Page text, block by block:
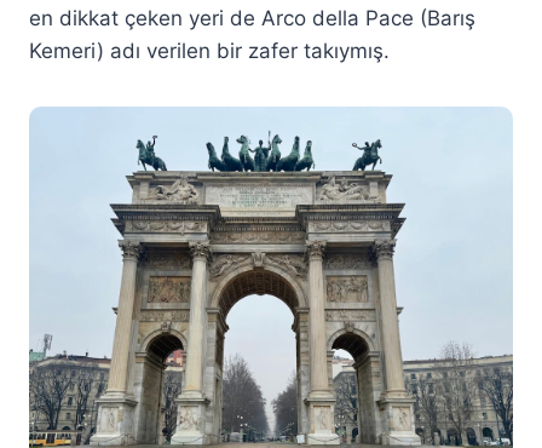
en dikkat çeken yeri de Arco della Pace (Barış
Kemeri) adı verilen bir zafer takıymış.